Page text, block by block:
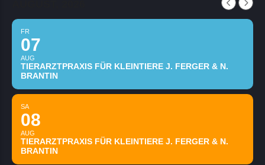
FR
07
AUG
TIERARZTPRAXIS FÜR KLEINTIERE J. FERGER & N.
BRANTIN
SA
08
AUG
TIERARZTPRAXIS FÜR KLEINTIERE J. FERGER & N.
BRANTIN